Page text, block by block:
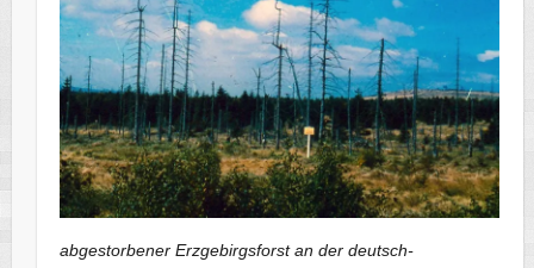
abgestorbener Erzgebirgsforst an der deutsch-